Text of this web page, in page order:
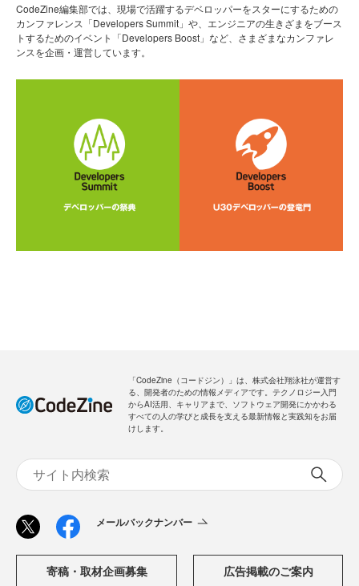
CodeZine編集部では、現場で活躍するデベロッパーをスターにするための
カンファレンス「Developers Summit」や、エンジニアの生きざまをブース
トするためのイベント「Developers Boost」など、さまざまなカンファレ
ンスを企画・運営しています。
「CodeZine（コードジン）」は、株式会社翔泳社が運営す
る、開発者のための情報メディアです。テクノロジー入門
からAI活用、キャリアまで、ソフトウェア開発にかかわる
すべての人の学びと成長を支える最新情報と実践知をお届
けします。
メールバックナンバー
寄稿・取材企画募集 広告掲載のご案内